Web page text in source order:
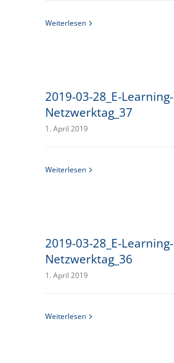
Weiterlesen
2019-03-28_E-Learning-
Netzwerktag_37
1. April 2019
Weiterlesen
2019-03-28_E-Learning-
Netzwerktag_36
1. April 2019
Weiterlesen